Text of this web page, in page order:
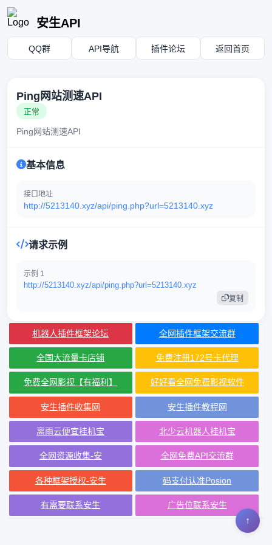
安生API
QQ群 API导航 插件论坛 返回首页
Ping网站测速API
正常
Ping网站测速API
基本信息
接口地址
http://5213140.xyz/api/ping.php?url=5213140.xyz
请求示例
示例 1
http://5213140.xyz/api/ping.php?url=5213140.xyz
复制
↑
机器人插件框架论坛 全网插件框架交流群
全国大流量卡店铺 免费注册172号卡代理
免费全网影视【有福利】 好好看全网免费影视软件
安生插件收集网 安生插件教程网
离雨云便宜挂机宝 北少云机器人挂机宝
全网资源收集-安 全网免费API交流群
各种框架授权-安生 码支付认准Posion
有需要联系安生 广告位联系安生